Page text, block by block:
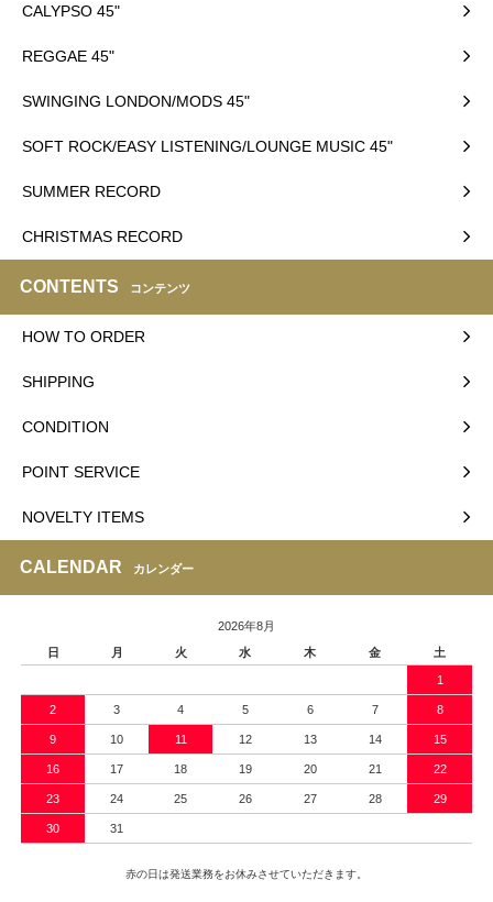
CALYPSO 45"
REGGAE 45"
SWINGING LONDON/MODS 45"
SOFT ROCK/EASY LISTENING/LOUNGE MUSIC 45"
SUMMER RECORD
CHRISTMAS RECORD
CONTENTS コンテンツ
HOW TO ORDER
SHIPPING
CONDITION
POINT SERVICE
NOVELTY ITEMS
CALENDAR カレンダー
2026年8月
日
月 火 水 木 金 土
1
2 3 4 5 6 7 8
9 10 11 12 13 14 15
16 17 18 19 20 21 22
23 24 25 26 27 28 29
30 31
赤の日は発送業務をお休みさせていただきます。